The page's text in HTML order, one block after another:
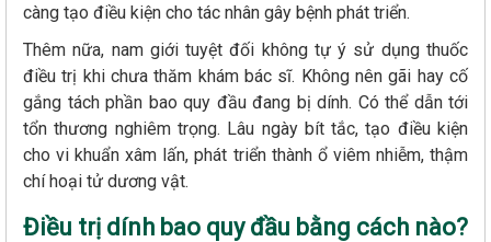
càng tạo điều kiện cho tác nhân gây bệnh phát triển.
Thêm nữa, nam giới tuyệt đối không tự ý sử dụng thuốc
điều trị khi chưa thăm khám bác sĩ. Không nên gãi hay cố
gắng tách phần bao quy đầu đang bị dính. Có thể dẫn tới
tổn thương nghiêm trọng. Lâu ngày bít tắc, tạo điều kiện
cho vi khuẩn xâm lấn, phát triển thành ổ viêm nhiễm, thậm
chí hoại tử dương vật.
Điều trị dính bao quy đầu bằng cách nào?